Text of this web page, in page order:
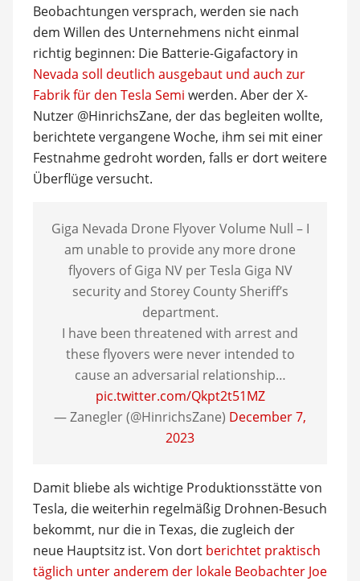
Beobachtungen versprach, werden sie nach
dem Willen des Unternehmens nicht einmal
richtig beginnen: Die Batterie-Gigafactory in
Nevada soll deutlich ausgebaut und auch zur
Fabrik für den Tesla Semi werden. Aber der X-
Nutzer @HinrichsZane, der das begleiten wollte,
berichtete vergangene Woche, ihm sei mit einer
Festnahme gedroht worden, falls er dort weitere
Überflüge versucht.
Giga Nevada Drone Flyover Volume Null – I
am unable to provide any more drone
flyovers of Giga NV per Tesla Giga NV
security and Storey County Sheriff’s
department.
I have been threatened with arrest and
these flyovers were never intended to
cause an adversarial relationship…
pic.twitter.com/Qkpt2t51MZ
— Zanegler (@HinrichsZane) December 7,
2023
Damit bliebe als wichtige Produktionsstätte von
Tesla, die weiterhin regelmäßig Drohnen-Besuch
bekommt, nur die in Texas, die zugleich der
neue Hauptsitz ist. Von dort berichtet praktisch
täglich unter anderem der lokale Beobachter Joe